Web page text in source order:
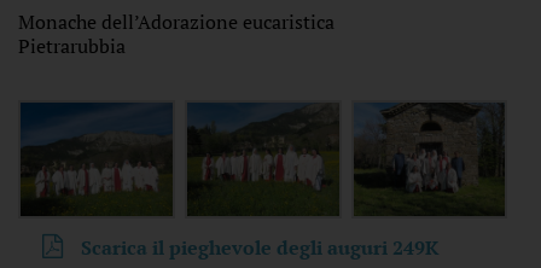
Monache dell’Adorazione eucaristica
Pietrarubbia
Scarica il pieghevole degli auguri 249K